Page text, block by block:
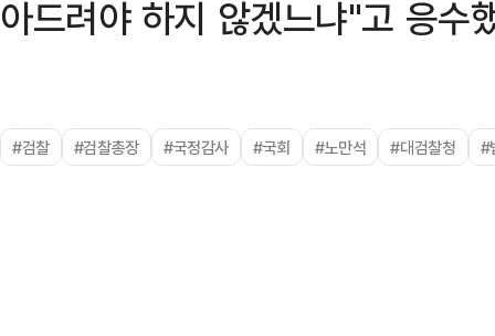
아드려야 하지 않겠느냐"고 응수
#검찰 #검찰총장 #국정감사 #국회 #노만석 #대검찰청 #